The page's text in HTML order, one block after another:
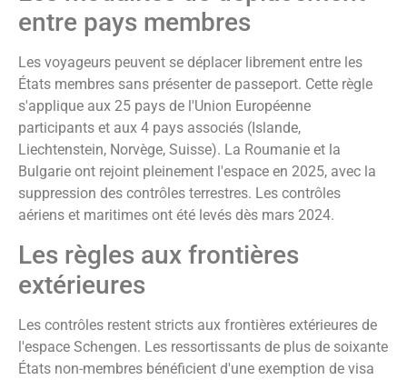
entre pays membres
Les voyageurs peuvent se déplacer librement entre les
États membres sans présenter de passeport. Cette règle
s'applique aux 25 pays de l'Union Européenne
participants et aux 4 pays associés (Islande,
Liechtenstein, Norvège, Suisse). La Roumanie et la
Bulgarie ont rejoint pleinement l'espace en 2025, avec la
suppression des contrôles terrestres. Les contrôles
aériens et maritimes ont été levés dès mars 2024.
Les règles aux frontières
extérieures
Les contrôles restent stricts aux frontières extérieures de
l'espace Schengen. Les ressortissants de plus de soixante
États non-membres bénéficient d'une exemption de visa